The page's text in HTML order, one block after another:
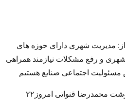
اهواز: مدیریت شهری دارای حوزه های
و رفع مشکلات نیازمند همراهی
مسئولیت اجتماعی صنایع هستیم
به گزارش پایگاه خبری پی نوشت محمدرضا قنواتی امروز۲۲